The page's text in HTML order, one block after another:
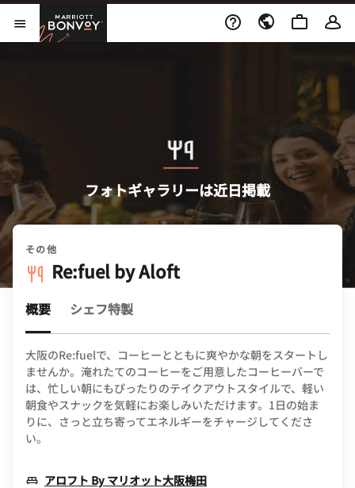
Skip to Content
メニューを開く
Marriott Bonvoy
フォトギャラリーは近日掲載
その他
Re:fuel by Aloft
概要 シェフ特製
大阪のRe:fuelで、コーヒーとともに爽やかな朝をスタートし
ませんか。淹れたてのコーヒーをご用意したコーヒーバーで
は、忙しい朝にもぴったりのテイクアウトスタイルで、軽い
朝食やスナックを気軽にお楽しみいただけます。1日の始ま
りに、さっと立ち寄ってエネルギーをチャージしてくださ
い。
アロフト By マリオット大阪梅田Opens In New Window